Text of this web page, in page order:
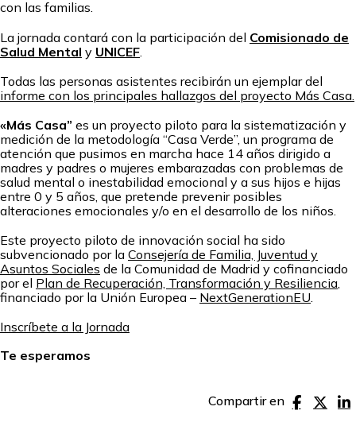
con las familias.
La jornada contará con la participación del Comisionado de
Salud Mental y UNICEF
Todas las personas asistentes recibirán un ejemplar del
informe con los principales hallazgos del proyecto Más Casa.
«Más Casa” es un proyecto piloto para la sistematización y
medición de la metodología “Casa Verde”, un programa de
atención que pusimos en marcha hace 14 años dirigido a
madres y padres o mujeres embarazadas con problemas de
salud mental o inestabilidad emocional y a sus hijos e hijas
entre 0 y 5 años, que pretende prevenir posibles
alteraciones emocionales y/o en el desarrollo de los niños.
Este proyecto piloto de innovación social ha sido
subvencionado por la Consejería de Familia, Juventud y
Asuntos Sociales de la Comunidad de Madrid y cofinanciado
por el Plan de Recuperación, Transformación y Resiliencia,
financiado por la Unión Europea – NextGenerationEU.
Inscríbete a la Jornada
Te esperamos
Compartir en